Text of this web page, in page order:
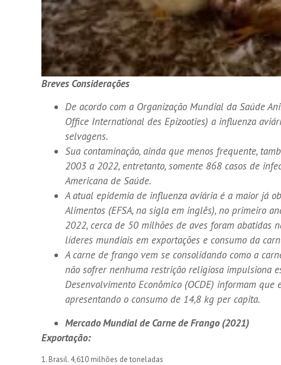
Breves Considerações
De acordo com a Organização Mundial da Saúde
Office International des Epizooties) a influenza
selvagens.
Sua contaminação, ainda que menos frequente,
2003 a 2022, entretanto, somente 868 casos de
Americana de Saúde.
A atual epidemia de influenza aviária é a maior já
Alimentos (EFSA, na sigla em inglês), no primeiro
2022, cerca de 50 milhões de aves foram abatidas
líderes mundiais em exportações e consumo da
A carne de frango vem se consolidando como a
não sofrer nenhuma restrição religiosa impulsiona
Desenvolvimento Econômico (OCDE) informam
apresentando o consumo de 14,8 kg per capita.
Mercado Mundial de Carne de Frango (2021)
Exportação:
1. Brasil. 4,610 milhões de toneladas